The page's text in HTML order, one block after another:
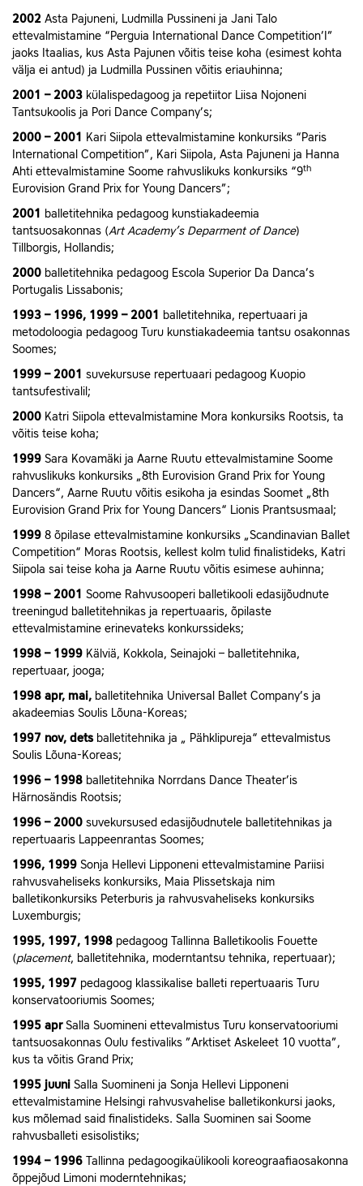
2002 Asta Pajuneni, Ludmilla Pussineni ja Jani Talo
ettevalmistamine “Perguia International Dance Competition’I”
jaoks Itaalias, kus Asta Pajunen võitis teise koha (esimest kohta
välja ei antud) ja Ludmilla Pussinen võitis eriauhinna;
2001 – 2003 külalispedagoog ja repetiitor Liisa Nojoneni
Tantsukoolis ja Pori Dance Company’s;
2000 – 2001
Kari Siipola ettevalmistamine konkursiks “Paris
International Competition”, Kari Siipola, Asta Pajuneni ja Hanna
Ahti ettevalmistamine Soome rahvuslikuks konkursiks “9th
Eurovision Grand Prix for Young Dancers”;
2001
balletitehnika pedagoog kunstiakadeemia
tantsuosakonnas (Art Academy’s Deparment of Dance)
Tillborgis, Hollandis;
2000 balletitehnika pedagoog Escola Superior Da Danca’s
Portugalis Lissabonis;
1993 – 1996, 1999 – 2001
balletitehnika, repertuaari ja
metodoloogia pedagoog Turu kunstiakadeemia tantsu osakonnas
Soomes;
1999 – 2001
suvekursuse repertuaari pedagoog Kuopio
tantsufestivalil;
2000 Katri Siipola ettevalmistamine Mora konkursiks Rootsis, ta
võitis teise koha;
1999 Sara Kovamäki ja Aarne Ruutu ettevalmistamine Soome
rahvuslikuks konkursiks „8th Eurovision Grand Prix for Young
Dancers“, Aarne Ruutu võitis esikoha ja esindas Soomet „8th
Eurovision Grand Prix for Young Dancers“ Lionis Prantsusmaal;
1999 8 õpilase ettevalmistamine konkursiks „Scandinavian Ballet
Competition“ Moras Rootsis, kellest kolm tulid finalistideks, Katri
Siipola sai teise koha ja Aarne Ruutu võitis esimese auhinna;
1998 – 2001
Soome Rahvusooperi balletikooli edasijõudnute
treeningud balletitehnikas ja repertuaaris, õpilaste
ettevalmistamine erinevateks konkurssideks;
1998 – 1999 Kälviä, Kokkola, Seinajoki – balletitehnika,
repertuaar, jooga;
1998 apr, mai, balletitehnika Universal Ballet Company’s ja
akadeemias Soulis Lõuna-Koreas;
1997 nov, detsballetitehnika ja „ Pähklipureja“ ettevalmistus
Soulis Lõuna-Koreas;
1996 – 1998 balletitehnika Norrdans Dance Theater’is
Härnosändis Rootsis;
1996 – 2000 suvekursused edasijõudnutele balletitehnikas ja
repertuaaris Lappeenrantas Soomes;
1996, 1999 Sonja Hellevi Lipponeni ettevalmistamine Pariisi
rahvusvaheliseks konkursiks, Maia Plissetskaja nim
balletikonkursiks Peterburis ja rahvusvaheliseks konkursiks
Luxemburgis;
1995, 1997, 1998 pedagoog Tallinna Balletikoolis Fouette
(placement, balletitehnika, moderntantsu tehnika, repertuaar);
1995, 1997 pedagoog klassikalise balleti repertuaaris Turu
konservatooriumis Soomes;
1995 aprSalla Suomineni ettevalmistus Turu konservatooriumi
tantsuosakonnas Oulu festivaliks ”Arktiset Askeleet 10 vuotta”,
kus ta võitis Grand Prix;
1995 juuni Salla Suomineni ja Sonja Hellevi Lipponeni
ettevalmistamine Helsingi rahvusvahelise balletikonkursi jaoks,
kus mõlemad said finalistideks. Salla Suominen sai Soome
rahvusballeti esisolistiks;
1994 – 1996 Tallinna pedagoogikaülikooli koreograafiaosakonna
õppejõud Limoni moderntehnikas;